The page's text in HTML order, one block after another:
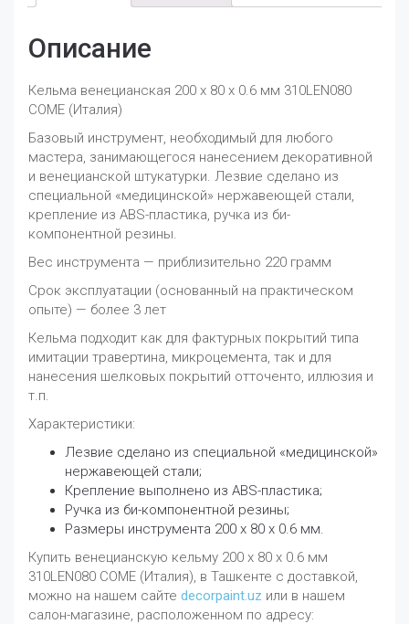
COME
Описание
Кельма венецианская 200 х 80 х 0.6 мм 310LEN080
COME (Италия)
Базовый инструмент, необходимый для любого
мастера, занимающегося нанесением декоративной
и венецианской штукатурки. Лезвие сделано из
специальной «медицинской» нержавеющей стали,
крепление из ABS-пластика, ручка из би-
компонентной резины.
Вес инструмента — приблизительно 220 грамм
Срок эксплуатации (основанный на практическом
опыте) — более 3 лет
Кельма подходит как для фактурных покрытий типа
имитации травертина, микроцемента, так и для
нанесения шелковых покрытий отточенто, иллюзия и
т.п.
Характеристики:
Лезвие сделано из специальной «медицинской»
нержавеющей стали;
Крепление выполнено из ABS-пластика;
Ручка из би-компонентной резины;
Размеры инструмента 200 х 80 х 0.6 мм.
Купить венецианскую кельму 200 х 80 х 0.6 мм
310LEN080 COME (Италия), в Ташкенте с доставкой,
можно на нашем сайте decorpaint.uz или в нашем
салон-магазине, расположенном по адресу: